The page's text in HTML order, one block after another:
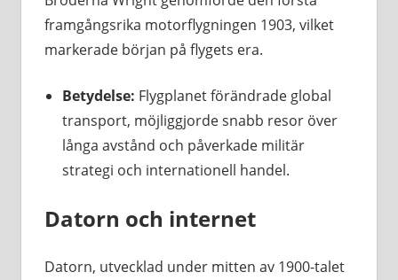
framgångsrika motorflygningen 1903, vilket
markerade början på flygets era.
Betydelse: Flygplanet förändrade global
transport, möjliggjorde snabb resor över
långa avstånd och påverkade militär
strategi och internationell handel.
Datorn och internet
Datorn, utvecklad under mitten av 1900-talet